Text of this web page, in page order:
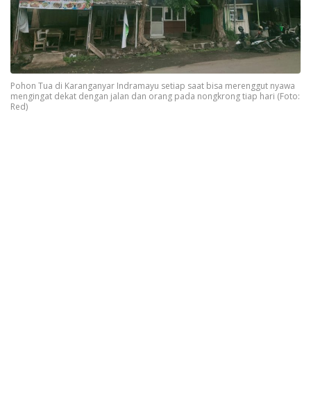
Pohon Tua di Karanganyar Indramayu setiap saat bisa merenggut nyawa
mengingat dekat dengan jalan dan orang pada nongkrong tiap hari (Foto:
Red)